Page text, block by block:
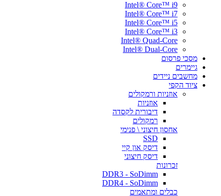
Intel® Core™ i9
Intel® Core™ i7
Intel® Core™ i5
Intel® Core™ i3
Intel® Quad-Core
Intel® Dual-Core
מסכי פרסום
גיימרים
מחשבים ניידים
ציוד הקפי
אוזניות ורמקולים
אוזניות
דיבורית לקסדה
רמקולים
אחסון חיצוני \ פנימי
SSD
דיסק און קיי
דיסק חיצוני
זכרונות
DDR3 - SoDimm
DDR4 - SoDimm
כבלים ומתאמים